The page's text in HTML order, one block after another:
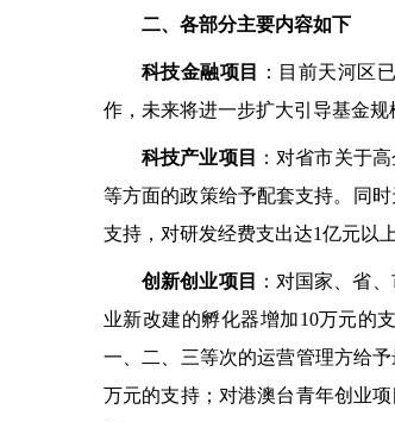
二、 各部分主要内容如下
科技金融项目
：目前天河区
作，未来将进一步扩大引导基金规
科技产业项目 ：对省市关于高
等方面的政策给予配套支持。同
支持，对研发经费支出达1亿元以
创新创业项目 ：对国家、省
业新改建的孵化器增加10万元的
一、二、三等次的运营管理方给予
万元的支持；对港澳台青年创业